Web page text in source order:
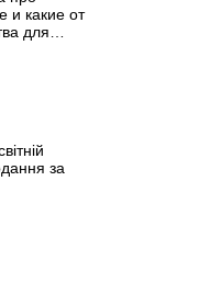
и какие от
для
за